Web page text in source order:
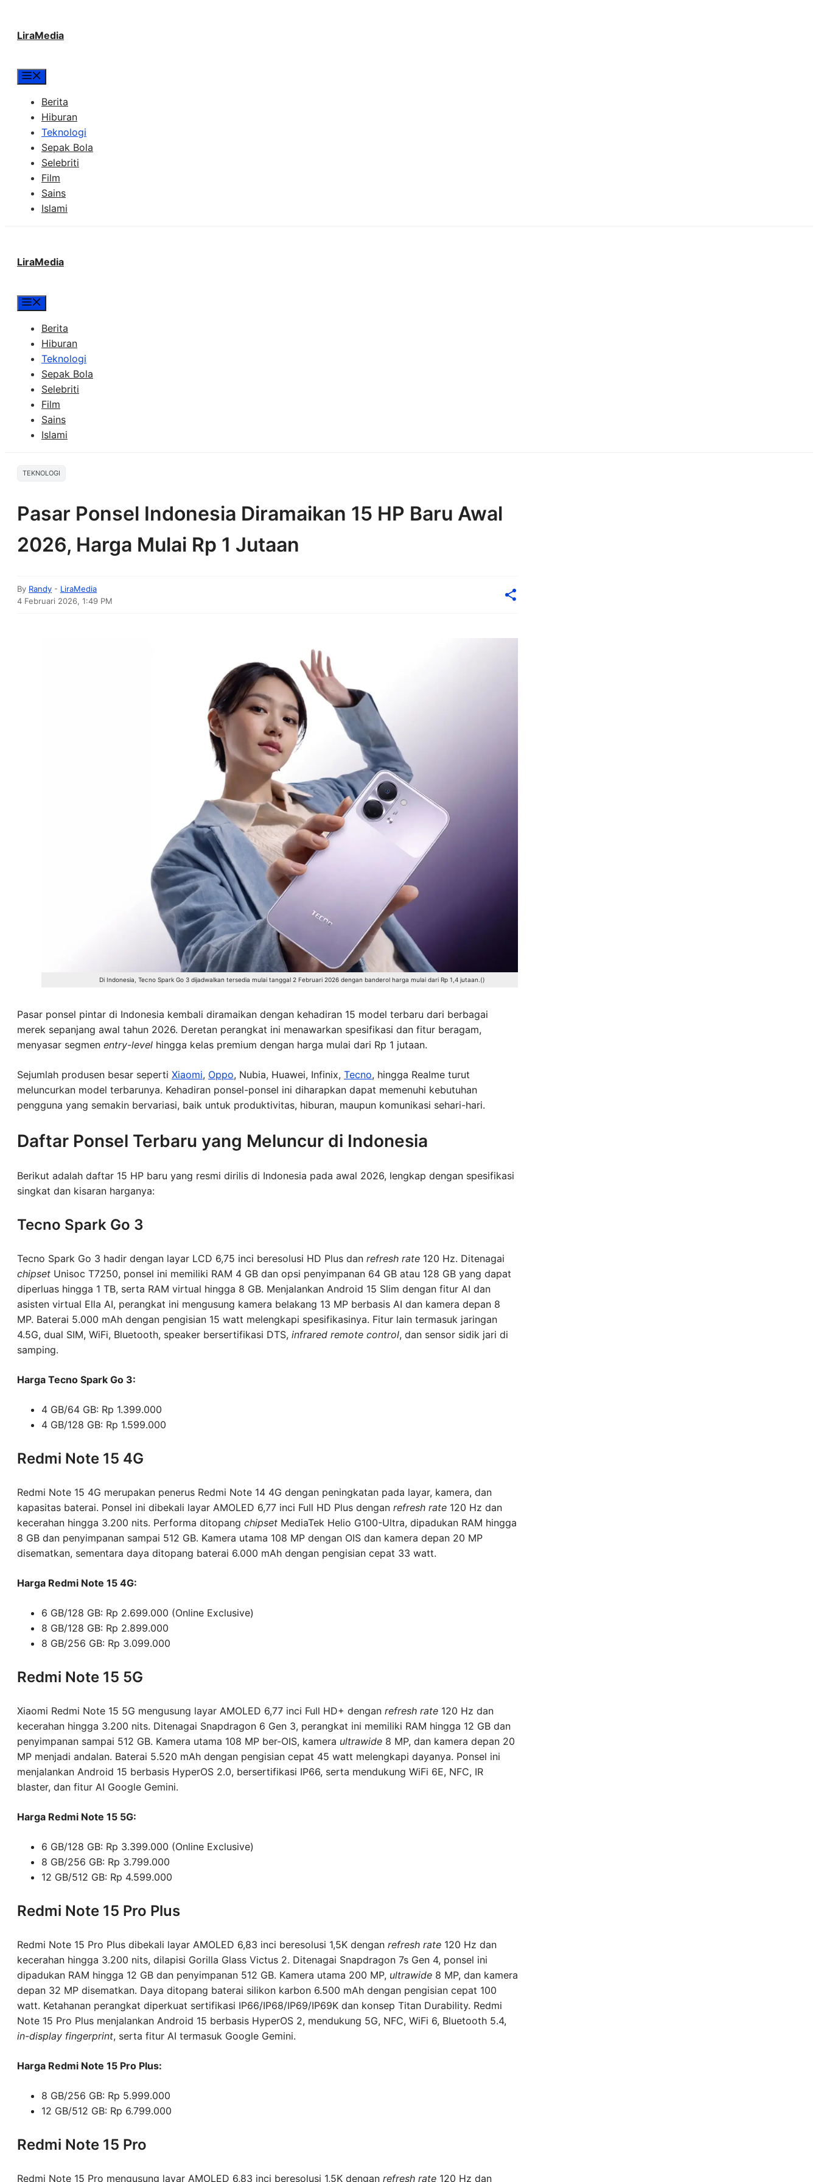
LiraMedia
Berita
Hiburan
Teknologi
Sepak Bola
Selebriti
Film
Sains
Islami
LiraMedia
Berita
Hiburan
Teknologi
Sepak Bola
Selebriti
Film
Sains
Islami
TEKNOLOGI
Pasar Ponsel Indonesia Diramaikan 15 HP Baru Awal
2026, Harga Mulai Rp 1 Jutaan
By Randy - LiraMedia
4 Februari 2026, 1:49 PM
Di Indonesia, Tecno Spark Go 3 dijadwalkan tersedia mulai tanggal 2 Februari 2026 dengan banderol harga mulai dari Rp 1,4 jutaan.()
Pasar ponsel pintar di Indonesia kembali diramaikan dengan kehadiran 15 model terbaru dari berbagai
merek sepanjang awal tahun 2026. Deretan perangkat ini menawarkan spesifikasi dan fitur beragam,
menyasar segmen entry-level hingga kelas premium dengan harga mulai dari Rp 1 jutaan.
Sejumlah produsen besar seperti Xiaomi, Oppo, Nubia, Huawei, Infinix, Tecno, hingga Realme turut
meluncurkan model terbarunya. Kehadiran ponsel-ponsel ini diharapkan dapat memenuhi kebutuhan
pengguna yang semakin bervariasi, baik untuk produktivitas, hiburan, maupun komunikasi sehari-hari.
Daftar Ponsel Terbaru yang Meluncur di Indonesia
Berikut adalah daftar 15 HP baru yang resmi dirilis di Indonesia pada awal 2026, lengkap dengan spesifikasi
singkat dan kisaran harganya:
Tecno Spark Go 3
Tecno Spark Go 3 hadir dengan layar LCD 6,75 inci beresolusi HD Plus dan refresh rate 120 Hz. Ditenagai
chipset Unisoc T7250, ponsel ini memiliki RAM 4 GB dan opsi penyimpanan 64 GB atau 128 GB yang dapat
diperluas hingga 1 TB, serta RAM virtual hingga 8 GB. Menjalankan Android 15 Slim dengan fitur AI dan
asisten virtual Ella AI, perangkat ini mengusung kamera belakang 13 MP berbasis AI dan kamera depan 8
MP. Baterai 5.000 mAh dengan pengisian 15 watt melengkapi spesifikasinya. Fitur lain termasuk jaringan
4.5G, dual SIM, WiFi, Bluetooth, speaker bersertifikasi DTS, infrared remote control, dan sensor sidik jari di
samping.
Harga Tecno Spark Go 3:
4 GB/64 GB: Rp 1.399.000
4 GB/128 GB: Rp 1.599.000
Redmi Note 15 4G
Redmi Note 15 4G merupakan penerus Redmi Note 14 4G dengan peningkatan pada layar, kamera, dan
kapasitas baterai. Ponsel ini dibekali layar AMOLED 6,77 inci Full HD Plus dengan refresh rate 120 Hz dan
kecerahan hingga 3.200 nits. Performa ditopang chipset MediaTek Helio G100-Ultra, dipadukan RAM hingga
8 GB dan penyimpanan sampai 512 GB. Kamera utama 108 MP dengan OIS dan kamera depan 20 MP
disematkan, sementara daya ditopang baterai 6.000 mAh dengan pengisian cepat 33 watt.
Harga Redmi Note 15 4G:
6 GB/128 GB: Rp 2.699.000 (Online Exclusive)
8 GB/128 GB: Rp 2.899.000
8 GB/256 GB: Rp 3.099.000
Redmi Note 15 5G
Xiaomi Redmi Note 15 5G mengusung layar AMOLED 6,77 inci Full HD+ dengan refresh rate 120 Hz dan
kecerahan hingga 3.200 nits. Ditenagai Snapdragon 6 Gen 3, perangkat ini memiliki RAM hingga 12 GB dan
penyimpanan sampai 512 GB. Kamera utama 108 MP ber-OIS, kamera ultrawide 8 MP, dan kamera depan 20
MP menjadi andalan. Baterai 5.520 mAh dengan pengisian cepat 45 watt melengkapi dayanya. Ponsel ini
menjalankan Android 15 berbasis HyperOS 2.0, bersertifikasi IP66, serta mendukung WiFi 6E, NFC, IR
blaster, dan fitur AI Google Gemini.
Harga Redmi Note 15 5G:
6 GB/128 GB: Rp 3.399.000 (Online Exclusive)
8 GB/256 GB: Rp 3.799.000
12 GB/512 GB: Rp 4.599.000
Redmi Note 15 Pro Plus
Redmi Note 15 Pro Plus dibekali layar AMOLED 6,83 inci beresolusi 1,5K dengan refresh rate 120 Hz dan
kecerahan hingga 3.200 nits, dilapisi Gorilla Glass Victus 2. Ditenagai Snapdragon 7s Gen 4, ponsel ini
dipadukan RAM hingga 12 GB dan penyimpanan 512 GB. Kamera utama 200 MP, ultrawide 8 MP, dan kamera
depan 32 MP disematkan. Daya ditopang baterai silikon karbon 6.500 mAh dengan pengisian cepat 100
watt. Ketahanan perangkat diperkuat sertifikasi IP66/IP68/IP69/IP69K dan konsep Titan Durability. Redmi
Note 15 Pro Plus menjalankan Android 15 berbasis HyperOS 2, mendukung 5G, NFC, WiFi 6, Bluetooth 5.4,
in-display fingerprint, serta fitur AI termasuk Google Gemini.
Harga Redmi Note 15 Pro Plus:
8 GB/256 GB: Rp 5.999.000
12 GB/512 GB: Rp 6.799.000
Redmi Note 15 Pro
Redmi Note 15 Pro mengusung layar AMOLED 6,83 inci beresolusi 1,5K dengan refresh rate 120 Hz dan